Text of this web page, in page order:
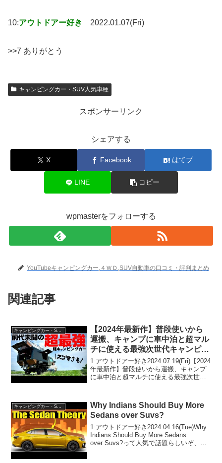
10:アウトドアー好き 2022.01.07(Fri)
>>7 ありがとう
キャンピングカー・SUV人気車種
スポンサーリンク
シェアする
X Facebook はてブ
LINE コピー
wpmasterをフォローする
YouTubeキャンピングカー,４ＷＤ,SUV自動車の口コミ・評判まとめ
関連記事
キャンピングカー・SUV人気車種
【2024年最新作】普段使いから
運搬、キャンプに車中泊と超マル
チに使える最強次世代キャンピン
グカーSUSHI STYLE 竹を徹底紹
介します！【スシスタイル】
1:アウトドアー好き2024.07.19(Fri)【2024
年最新作】普段使いから運搬、キャンプ
に車中泊と超マルチに使える最強次世代
気で話題らしいぞ、見逃さな...
Why Indians Should Buy More
Sedans over Suvs?
1:アウトドアー好き2024.04.16(Tue)Why
Indians Should Buy More Sedans
over Suvs?って人気で話題らしいぞ、見